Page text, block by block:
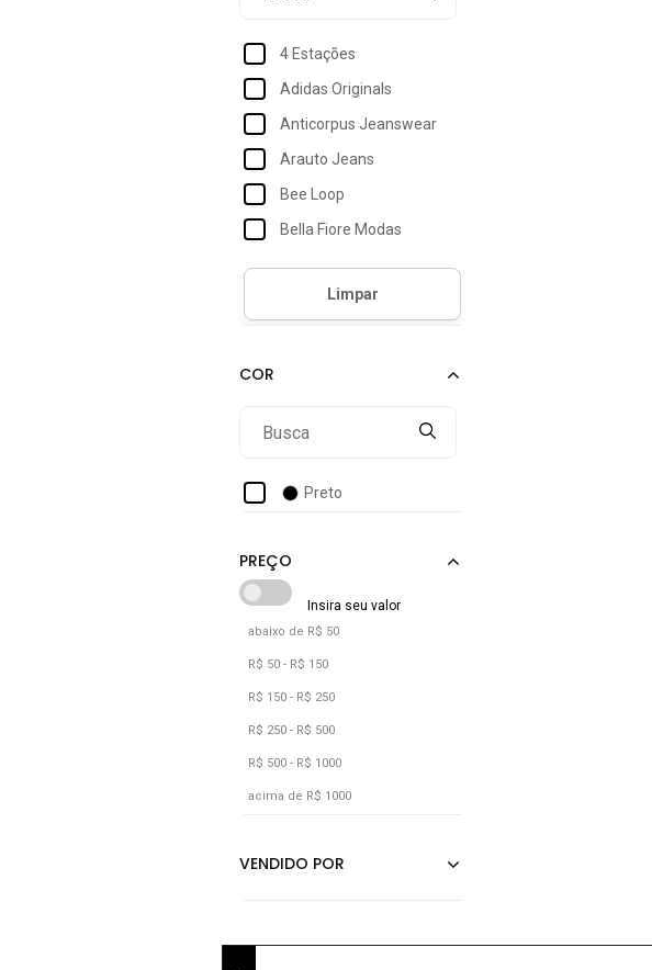
4 Estações
Adidas Originals
Anticorpus Jeanswear
Arauto Jeans
Bee Loop
Bella Fiore Modas
Bem Vestir
Black Jeans
Consciência
Disney
Estilo Do Corpo
Gjr Modas
Preto
abaixo de R$ 50
R$ 50 - R$ 150
R$ 150 - R$ 250
R$ 250 - R$ 500
R$ 500 - R$ 1000
acima de R$ 1000